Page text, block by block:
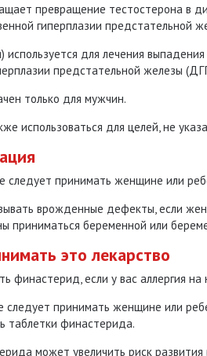
превращение тестостерона в
гиперплазии предстательной
для лечения
предстательной железы
только для мужчин.
использоваться для целей, не
следует принимать женщине или
врожденные дефекты, если
приниматься беременной или
это лекарство
финастерид, если у вас аллергия на
следует принимать женщине или
таблетки финастерида.
может увеличить риск развития